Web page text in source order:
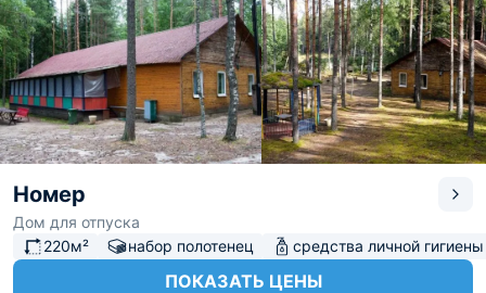
Номер
Дом для отпуска
220м²
набор полотенец средства личной гигиены
ПОКАЗАТЬ ЦЕНЫ